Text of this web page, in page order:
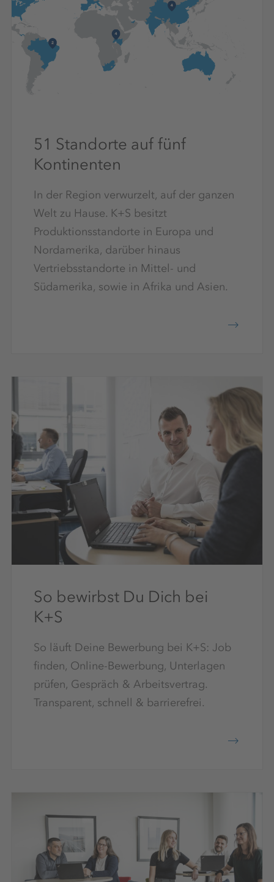
51 Standorte auf fünf
Kontinenten
In der Region verwurzelt, auf der ganzen
Welt zu Hause. K+S besitzt
Produktionsstandorte in Europa und
Nordamerika, darüber hinaus
Vertriebsstandorte in Mittel- und
Südamerika, sowie in Afrika und Asien.
So bewirbst Du Dich bei
K+S
So läuft Deine Bewerbung bei K+S: Job
finden, Online-Bewerbung, Unterlagen
prüfen, Gespräch & Arbeitsvertrag.
Transparent, schnell & barrierefrei.